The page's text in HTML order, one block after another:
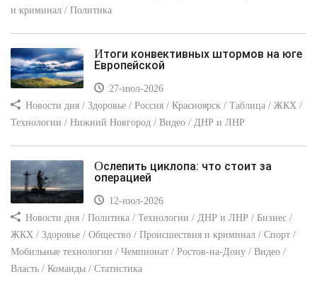
и криминал / Политика
Итоги конвективных штормов на юге
Европейской
27-июл-2026
Новости дня / Здоровье / Россия / Красноярск / Таблица / ЖКХ /
Технологии / Нижний Новгород / Видео / ДНР и ЛНР
Ослепить циклопа: что стоит за
операцией
12-июл-2026
Новости дня / Политика / Технологии / ДНР и ЛНР / Бизнес /
ЖКХ / Здоровье / Общество / Происшествия и криминал / Спорт /
Мобильные технологии / Чемпионат / Ростов-на-Дону / Видео /
Власть / Команды / Статистика